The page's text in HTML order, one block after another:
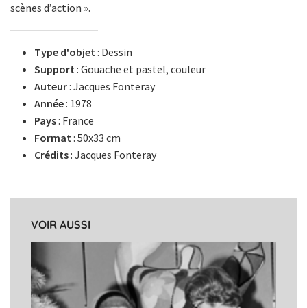
scènes d’action ».
Type d'objet: Dessin
Support: Gouache et pastel, couleur
Auteur: Jacques Fonteray
Année: 1978
Pays: France
Format: 50x33 cm
Crédits: Jacques Fonteray
VOIR AUSSI